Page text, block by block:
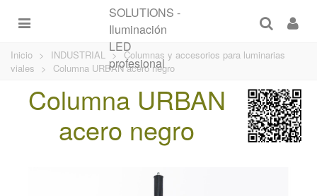
Inicio > INDUSTRIAL > Columnas y accesorios para luminarias
viales > Columna URBAN acero negro
Columna URBAN
acero negro